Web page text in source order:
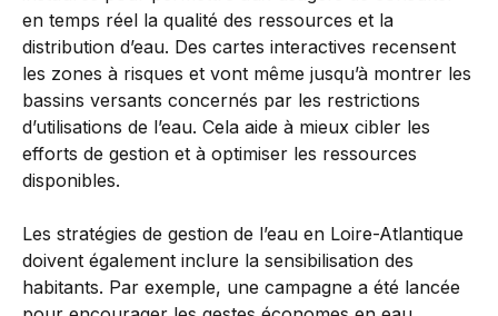
en temps réel la qualité des ressources et la
distribution d’eau. Des cartes interactives recensent
les zones à risques et vont même jusqu’à montrer les
bassins versants concernés par les restrictions
d’utilisations de l’eau. Cela aide à mieux cibler les
efforts de gestion et à optimiser les ressources
disponibles.
Les stratégies de gestion de l’eau en Loire-Atlantique
doivent également inclure la sensibilisation des
habitants. Par exemple, une campagne a été lancée